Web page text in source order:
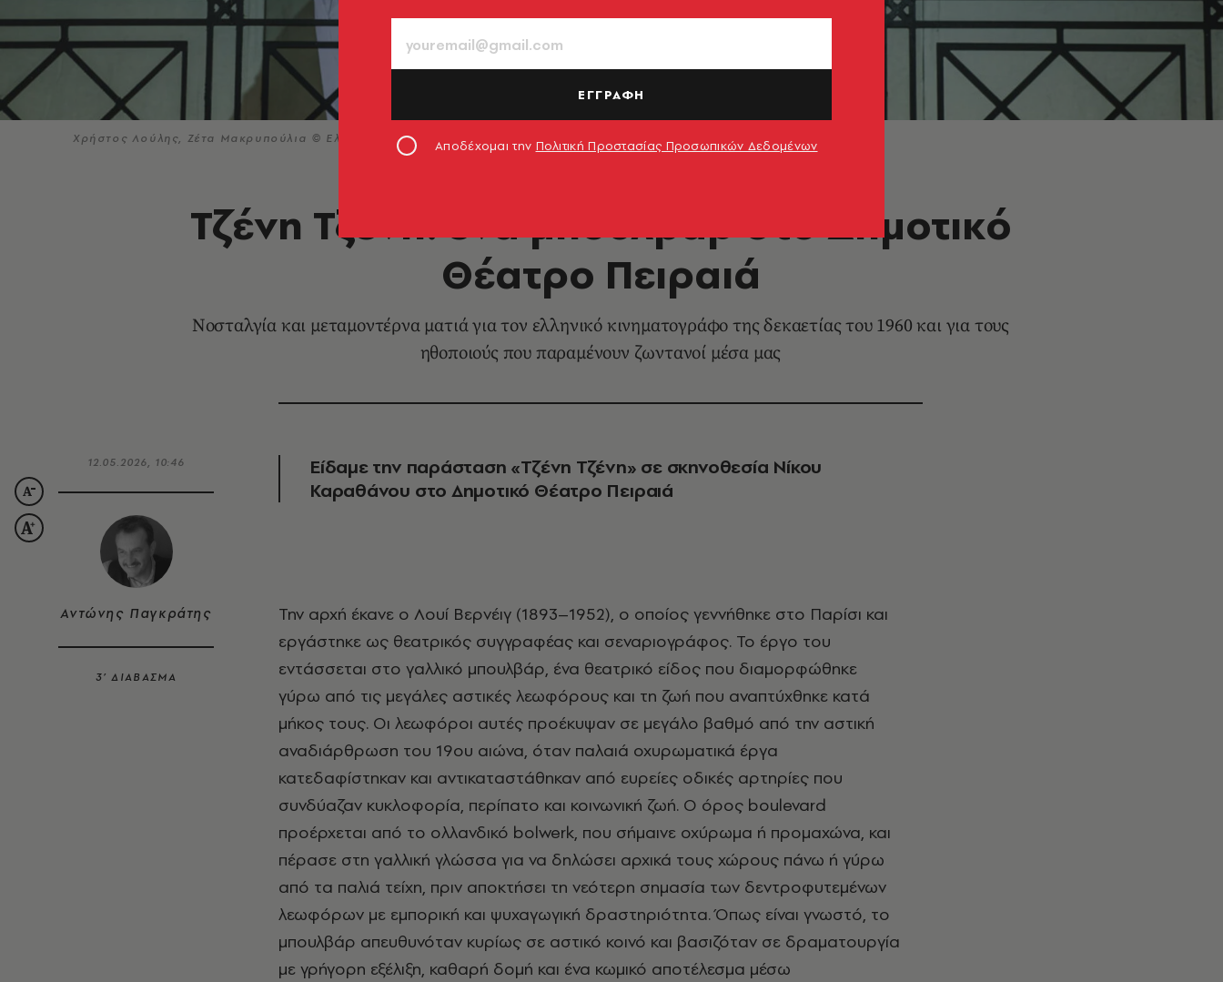
Χρήστος Λούλης, Ζέτα Μακρυπούλια © Ελίνα Γιουνανλή
Τζένη Τζένη: ένα μπουλβάρ στο Δημοτικό
Θέατρο Πειραιά
Νοσταλγία και μεταμοντέρνα ματιά για τον ελληνικό κινηματογράφο της δεκαετίας του 1960 και για τους
ηθοποιούς που παραμένουν ζωντανοί μέσα μας
12.05.2026, 10:46
Αντώνης Παγκράτης
3’ ΔΙΑΒΑΣΜΑ
Είδαμε την παράσταση «Τζένη Τζένη» σε σκηνοθεσία Νίκου
Καραθάνου στο Δημοτικό Θέατρο Πειραιά
Την αρχή έκανε ο Λουί Βερνέιγ (1893–1952), ο οποίος γεννήθηκε στο Παρίσι και
εργάστηκε ως θεατρικός συγγραφέας και σεναριογράφος. Το έργο του
εντάσσεται στο γαλλικό μπουλβάρ, ένα θεατρικό είδος που διαμορφώθηκε
γύρω από τις μεγάλες αστικές λεωφόρους και τη ζωή που αναπτύχθηκε κατά
μήκος τους. Οι λεωφόροι αυτές προέκυψαν σε μεγάλο βαθμό από την αστική
αναδιάρθρωση του 19ου αιώνα, όταν παλαιά οχυρωματικά έργα
κατεδαφίστηκαν και αντικαταστάθηκαν από ευρείες οδικές αρτηρίες που
συνδύαζαν κυκλοφορία, περίπατο και κοινωνική ζωή. Ο όρος boulevard
προέρχεται από το ολλανδικό bolwerk, που σήμαινε οχύρωμα ή προμαχώνα, και
πέρασε στη γαλλική γλώσσα για να δηλώσει αρχικά τους χώρους πάνω ή γύρω
από τα παλιά τείχη, πριν αποκτήσει τη νεότερη σημασία των δεντροφυτεμένων
λεωφόρων με εμπορική και ψυχαγωγική δραστηριότητα. Όπως είναι γνωστό, το
μπουλβάρ απευθυνόταν κυρίως σε αστικό κοινό και βασιζόταν σε δραματουργία
με γρήγορη εξέλιξη, καθαρή δομή και ένα κωμικό αποτέλεσμα μέσω
ΕΓΓΡΑΦΗ
Αποδέχομαι την Πολιτική Προστασίας Προσωπικών Δεδομένων